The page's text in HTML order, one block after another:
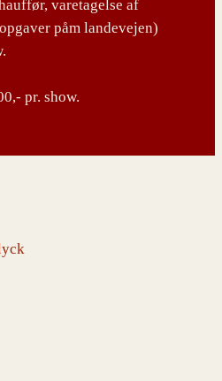
varetagelse af
påm landevejen)
pr. show.